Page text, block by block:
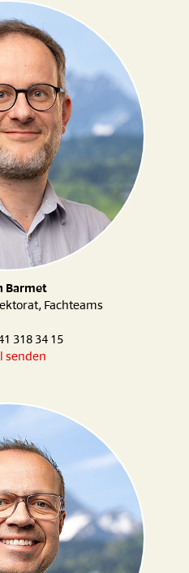
Barmet
Fachteams
318 34 15
senden